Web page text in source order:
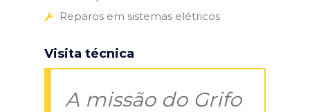
Reparos em sistemas elétricos
Visita técnica
A missão do Grifo